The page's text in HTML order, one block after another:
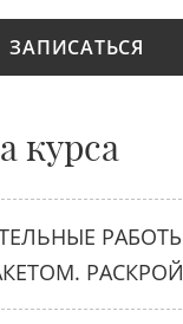
ЗАПИСАТЬСЯ
курса
РАСКРОЙ